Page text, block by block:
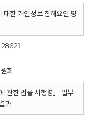
대한 개인정보 침해요인 평
28621
회
관한 법률 시행령」 일부
과